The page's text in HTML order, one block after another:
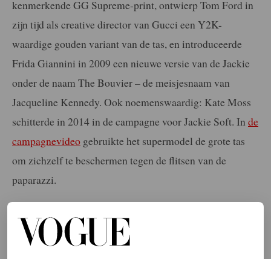
kenmerkende GG Supreme-print, ontwierp Tom Ford in
zijn tijd als creative director van Gucci een Y2K-
waardige gouden variant van de tas, en introduceerde
Frida Giannini in 2009 een nieuwe versie van de Jackie
onder de naam The Bouvier – de meisjesnaam van
Jacqueline Kennedy. Ook noemenswaardig: Kate Moss
schitterde in 2014 in de campagne voor Jackie Soft. In de
campagnevideo gebruikte het supermodel de grote tas
om zichzelf te beschermen tegen de flitsen van de
paparazzi.
de haal. De creatief directeur van Gucci, die in november
zijn vertrek
aankondigde, bracht de tas uit in